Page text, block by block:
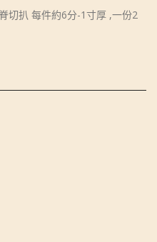
切扒 每件約6分-1寸厚 ,一份2